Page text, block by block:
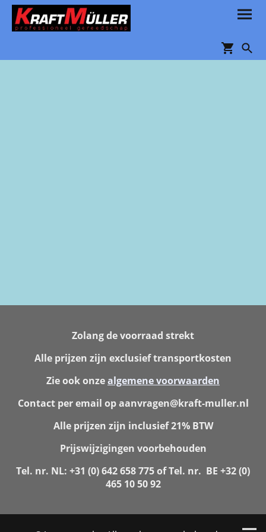
Zolang de voorraad strekt
Alle prijzen zijn exclusief transportkosten
Zie ook onzealgemene voorwaarden
Contact per email op aanvragen@kraft-muller.nl
Alle prijzen zijn inclusief 21% BTW
Prijswijzigingen voorbehouden
Tel. nr. NL: +31 (0) 642 658 775 of Tel. nr. BE +32 (0)
465 10 50 92